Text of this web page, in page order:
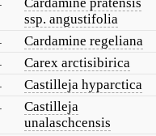
ssp. angustifolia
Cardamine regeliana
Carex arctisibirica
Castilleja hyparctica
Castilleja
unalaschcensis